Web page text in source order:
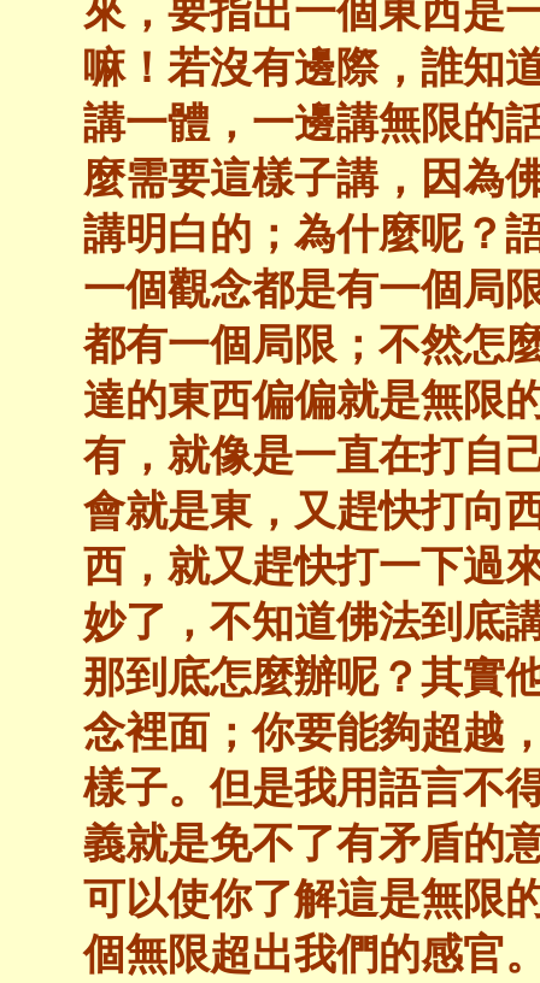
來，要指出一個東西是
嘛！若沒有邊際，誰知
講一體，一邊講無限的
麼需要這樣子講，因為
講明白的；為什麼呢？
一個觀念都是有一個局
都有一個局限；不然怎
達的東西偏偏就是無限
有，就像是一直在打自
會就是東，又趕快打向
西，就又趕快打一下過
妙了，不知道佛法到底
那到底怎麼辦呢？其實
念裡面；你要能夠超越
樣子。但是我用語言不
義就是免不了有矛盾的
可以使你了解這是無限
個無限超出我們的感官